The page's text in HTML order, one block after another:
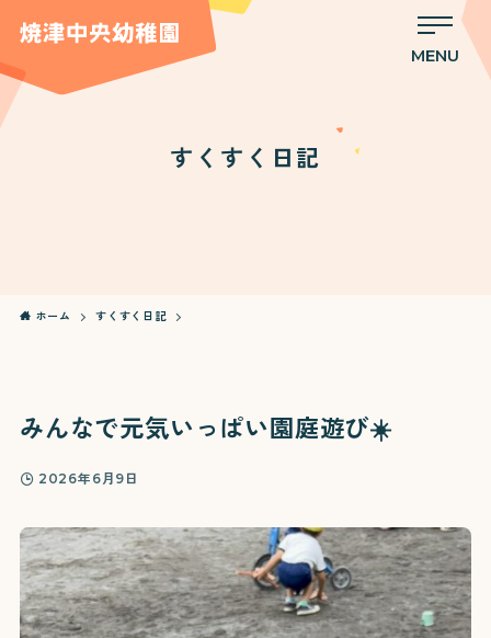
MENU
すくすく日記
ホーム すくすく日記
みんなで元気いっぱい園庭遊び☀️
2026年6月9日